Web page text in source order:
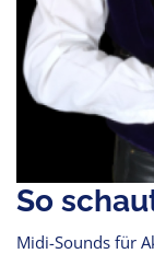
So
Midi-Sounds für